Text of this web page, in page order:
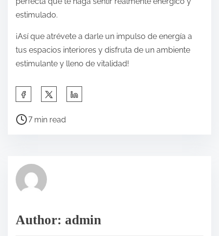
estimulado.
¡Así que atrévete a darle un impulso de energía a
tus espacios interiores y disfruta de un ambiente
estimulante y lleno de vitalidad!
7 min read
Author: admin